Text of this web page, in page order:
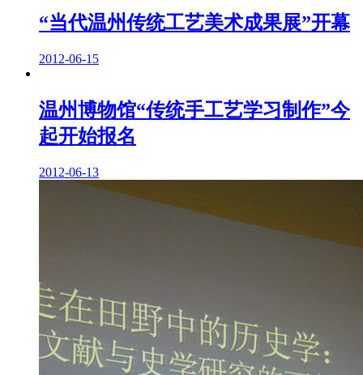
“当代温州传统工艺美术成果展”开幕
2012-06-15
温州博物馆“传统手工艺学习制作”今
起开始报名
2012-06-13